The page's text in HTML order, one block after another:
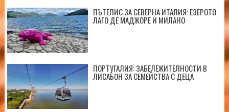
ПЪТЕПИС ЗА СЕВЕРНА ИТАЛИЯ: ЕЗЕРОТО
ЛАГО ДЕ МАДЖОРЕ И МИЛАНО
ПОРТУГАЛИЯ: ЗАБЕЛЕЖИТЕЛНОСТИ В
ЛИСАБОН ЗА СЕМЕЙСТВА С ДЕЦА